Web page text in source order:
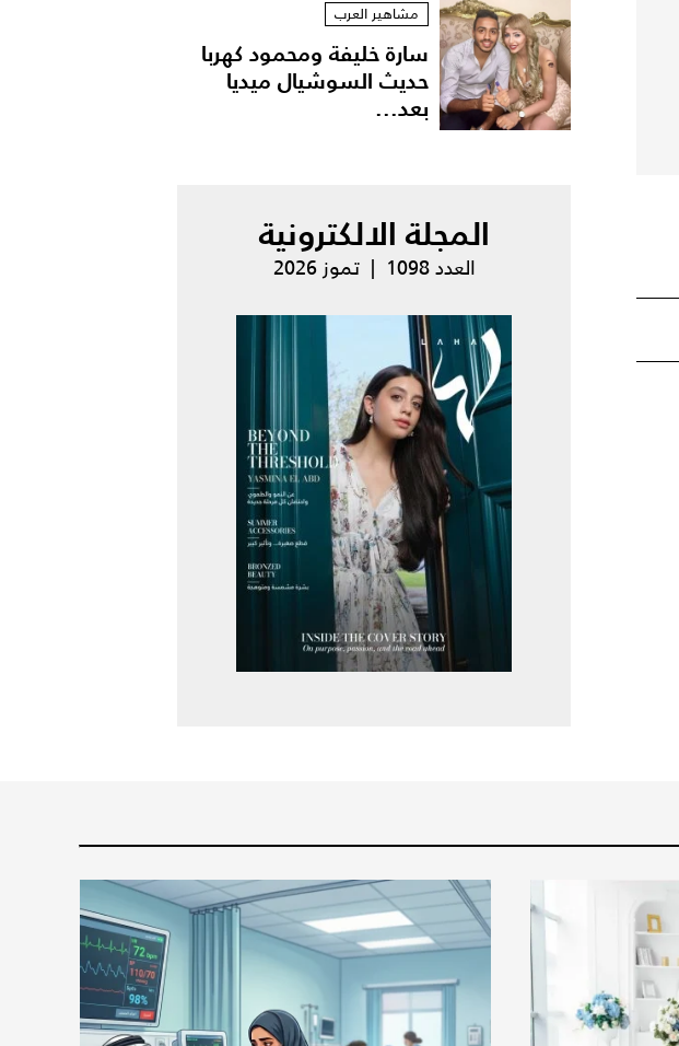
مشاهير العرب
سارة خليفة ومحمود كهربا
حديث السوشيال ميديا
بعد...
المجلة الالكترونية
العدد 1098 | تموز 2026